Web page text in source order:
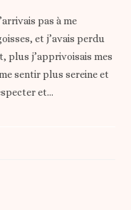
pas à me
et j’avais perdu
plus j’apprivoisais mes
sentir plus sereine et
et…